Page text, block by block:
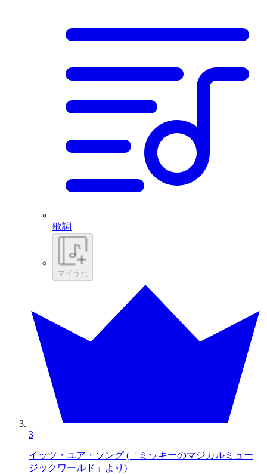
歌詞
マイうた
3
イッツ・ユア・ソング (「ミッキーのマジカルミュー
ジックワールド」より)